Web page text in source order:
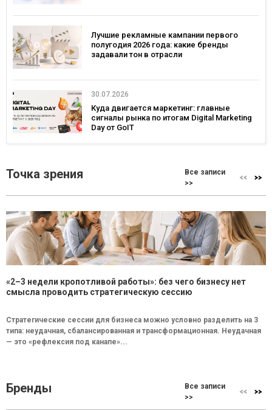
Лучшие рекламные кампании первого
полугодия 2026 года: какие бренды
задавали тон в отрасли
30.07.2026
Куда двигается маркетинг: главные
сигналы рынка по итогам Digital Marketing
Day от GoIT
Точка зрения
Все записи
>>
«2–3 недели кропотливой работы»: без чего бизнесу нет
смысла проводить стратегическую сессию
Стратегические сессии для бизнеса можно условно разделить на 3
типа: неудачная, сбалансированная и трансформационная. Неудачная
— это «рефлексия под канапе»...
Бренды
Все записи
>>